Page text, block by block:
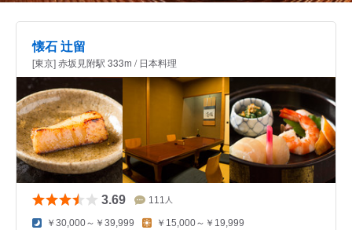
懐石 辻留
[東京] 赤坂見附駅 333m / 日本料理
3.69 111 人
￥30,000～￥39,999 ￥15,000～￥19,999